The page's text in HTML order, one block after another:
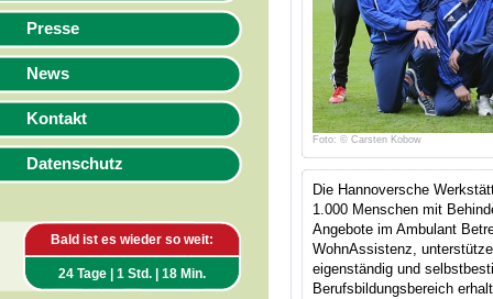
Presse
News
Kontakt
Datenschutz
Bald ist es wieder so weit:
24 Tage | 1 Std. | 18 Min.
Foto: © Carsten Kobow
Die Hannoversche
1.000 Menschen mit
Angebote im Ambulant
WohnAssistenz,
eigenständig und
Berufsbildungsbereich